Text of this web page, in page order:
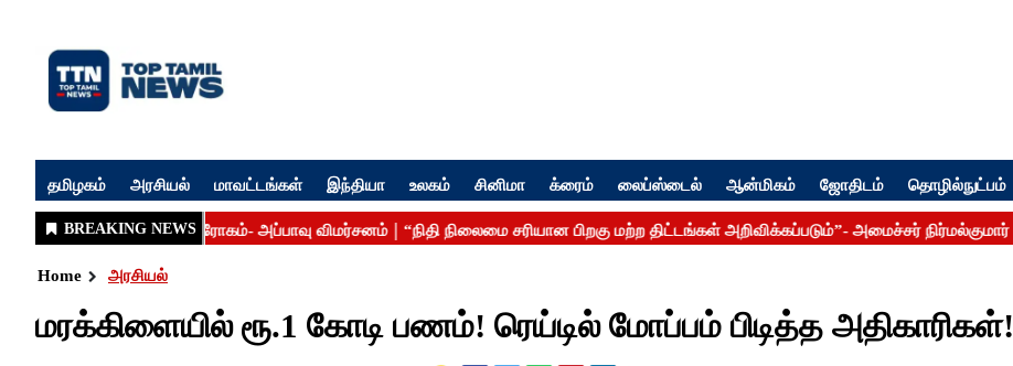
தமிழகம் அரசியல் மாவட்டங்கள் இந்தியா உலகம் சினிமா க்ரைம் லைப்ஸ்டைல் ஆன்மிகம் ஜோதிடம் தொழில்நுட்பம்
Home அரசியல்
மரக்கிளையில் ரூ.1 கோடி பணம்! ரெய்டில் மோப்பம் பிடித்த அதிகாரிகள்!